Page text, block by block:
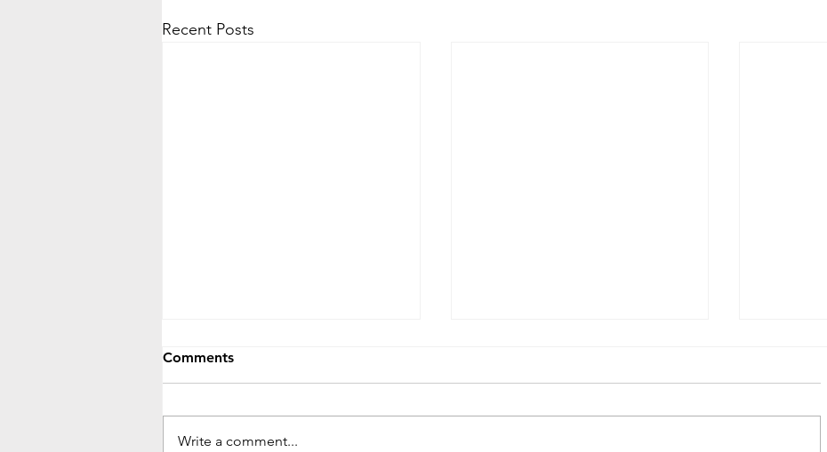
Recent Posts
Comments
Write a comment...